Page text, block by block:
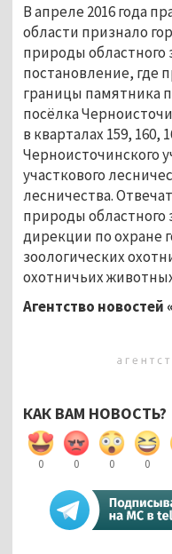
В апреле 2016 года
области признало
природы
постановление, где
границы памятника
посёлка
в кварталах 159, 160,
Черноисточинского
участкового
лесничества.
природы областного
дирекции по охране
зоологических
охотничьих
Агентство
КАК ВАМ НОВОСТЬ?
0 0 0 0